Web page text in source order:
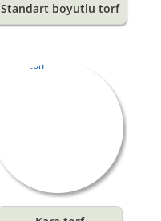
Standart boyutlu torf